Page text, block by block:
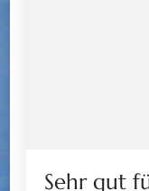
Sehr gut